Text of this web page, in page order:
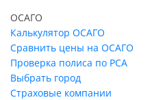
ОСАГО
Калькулятор ОСАГО
Сравнить цены на ОСАГО
Проверка полиса по РСА
Выбрать город
Страховые компании